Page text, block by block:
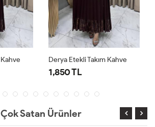
Derya Etekli Takım Kahve Derya Etekli
Çok Satan Ürünler